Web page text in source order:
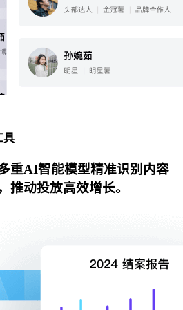
具
重AI智能模型精准识别内容
推动投放高效增长。